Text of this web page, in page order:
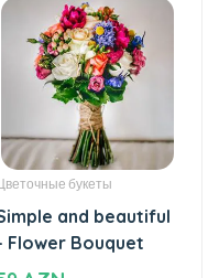
Цветочные букеты
Simple and beautiful
- Flower Bouquet
59 AZN